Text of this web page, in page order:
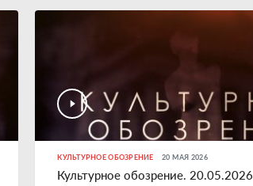
КУЛЬТУРНОЕ ОБОЗРЕНИЕ 20 МАЯ 2026
Культурное обозрение. 20.05.2026